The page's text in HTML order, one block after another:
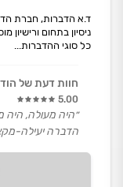
ד.א הדברות, חברת
ניסיון בתחום
כל סוגי ההדברות...
חוות דעת של
5.00
״היה מעולה, היה
הדברה יעילה-